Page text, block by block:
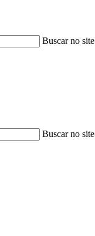
Buscar no site
Buscar no site